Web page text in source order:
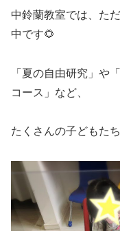
中鈴蘭教室では、た
中です🌻
「夏の自由研究」や
コース」など、
たくさんの子どもた